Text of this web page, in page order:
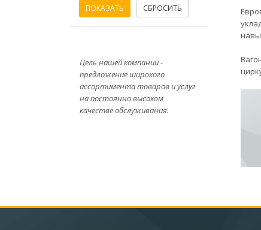
Цель нашей компании -
предложение широкого
ассортимента товаров и услуг
на постоянно высоком
качестве обслуживания.